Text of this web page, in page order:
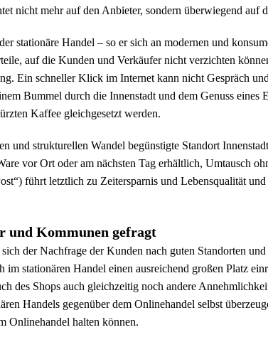
nicht mehr auf den Anbieter, sondern überwiegend auf
stationäre Handel – so er sich an modernen und
auf die Kunden und Verkäufer nicht verzichten
Ein schneller Klick im Internet kann nicht Gespräch
Bummel durch die Innenstadt und dem Genuss eines
Kaffee gleichgesetzt werden.
und strukturellen Wandel begünstigte Standort
vor Ort oder am nächsten Tag erhältlich, Umtausch
führt letztlich zu Zeitersparnis und Lebensqualität
und Kommunen gefragt
der Nachfrage der Kunden nach guten Standorten
im stationären Handel einen ausreichend großen Platz
des Shops auch gleichzeitig noch andere
Handels gegenüber dem Onlinehandel selbst
Onlinehandel halten können.